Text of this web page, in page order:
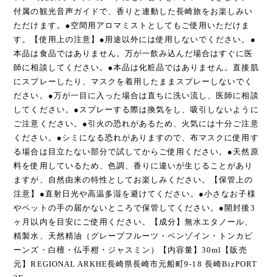
付属の観光音声ガイドで、香りと連動した長崎旅をお楽しみい
ただけます。●空間用アロマミストとしてもご使用いただけま
す。【使用上の注意】●用途以外には使用しないでください。●
本品は食品ではありません。万が一飲み込んだ場合はすぐに医
師に相談してください。●本品は化粧品ではありません。直接肌
にスプレーしたり、マスクを着用したままスプレーしないでく
ださい。●万が一目に入った場合は直ちに洗い流し、医師に相談
してください。●スプレーする際は換気をし、吸引しないように
ご注意ください。●引火の恐れがあるため、火気には十分ご注意
ください。●シミになる恐れがありますので、布マスクに使用す
る場合は目立たない部分で試してからご使用ください。●天然原
料を使用しているため、色調、香りに違いが生じることがあり
ますが、自然由来の特性としてお楽しみください。【保管上の
注意】●直射日光や高温多湿を避けてください。●小さなお子様
やペットの手の届かないところで保管してください。●開封後3
ヶ月以内を目安にご使用ください。【成分】無水エタノール、
精製水、天然精油（グレープフルーツ・ベンゾイン・トンカビ
ーンズ・白檀・仏手柑・ジャスミン）【内容量】30ml【販売
元】REGIONAL ARKHE長崎県長崎市元船町9-18 長崎BizPORT